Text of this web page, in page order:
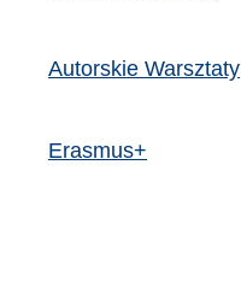
Autorskie Warsztaty
Erasmus+